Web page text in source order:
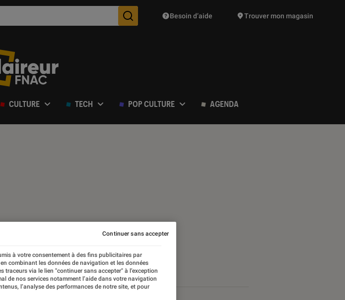
Des suggestions de produits vont vous être proposées
Besoin d’aide Trouver mon magasin
CULTURE TECH POP CULTURE AGENDA
Tech
à votre consentement à des fins publicitaires par
combinant les données de navigation et les données
traceurs via le lien "continuer sans accepter" à l’exception
de nos services notamment l’aide dans votre navigation
l’analyse des performances de notre site, et pour
Continuer sans accepter